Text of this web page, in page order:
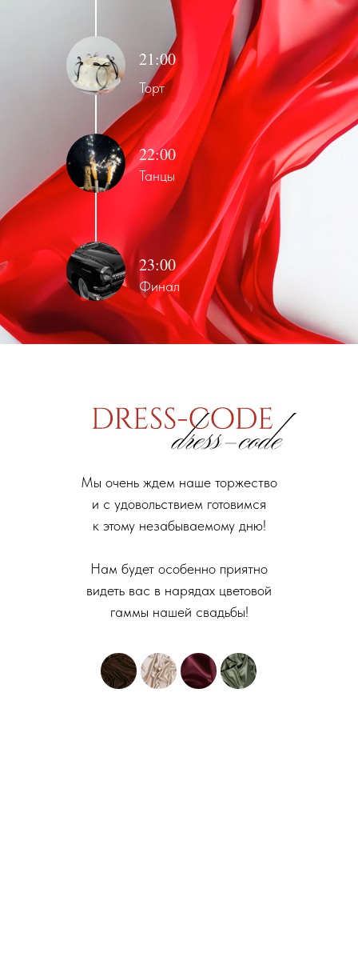
21:00
Танцы
22:00
23:00
Финал
Торт
Мы очень ждем наше торжество
и с удовольствием готовимся
к этому незабываемому дню!
Нам будет особенно приятно
видеть вас в нарядах цветовой
гаммы нашей свадьбы!